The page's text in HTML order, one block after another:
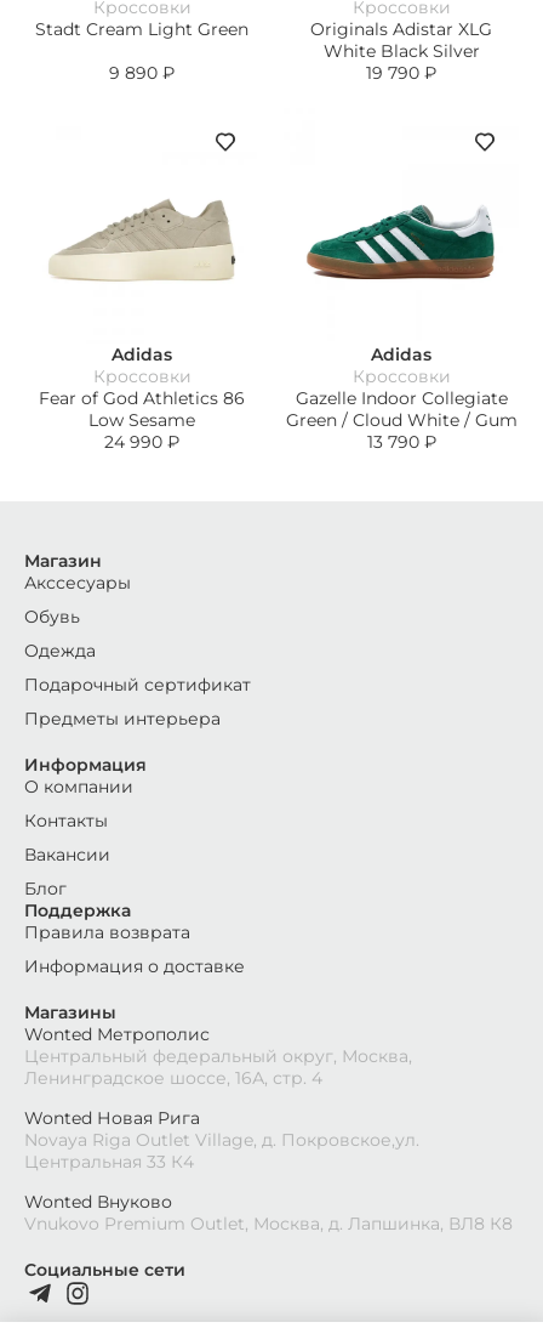
Кроссовки
Stadt Cream Light Green
9 890 ₽
Кроссовки
Originals Adistar XLG
White Black Silver
19 790 ₽
Adidas
Кроссовки
Fear of God Athletics 86
Low Sesame
24 990 ₽
Adidas
Кроссовки
Gazelle Indoor Collegiate
Green / Cloud White / Gum
13 790 ₽
Социальные сети
Магазины
Wonted Метрополис
Центральный федеральный округ, Москва,
Ленинградское шоссе, 16А, стр. 4
Wonted Новая Рига
Novaya Riga Outlet Village, д. Покровское,ул.
Центральная 33 К4
Wonted Внуково
Vnukovo Premium Outlet, Москва, д. Лапшинка, ВЛ8 К8
Магазин
Акссесуары
Обувь
Одежда
Подарочный сертификат
Предметы интерьера
Информация
О компании
Контакты
Вакансии
Блог
Поддержка
Правила возврата
Информация о доставке